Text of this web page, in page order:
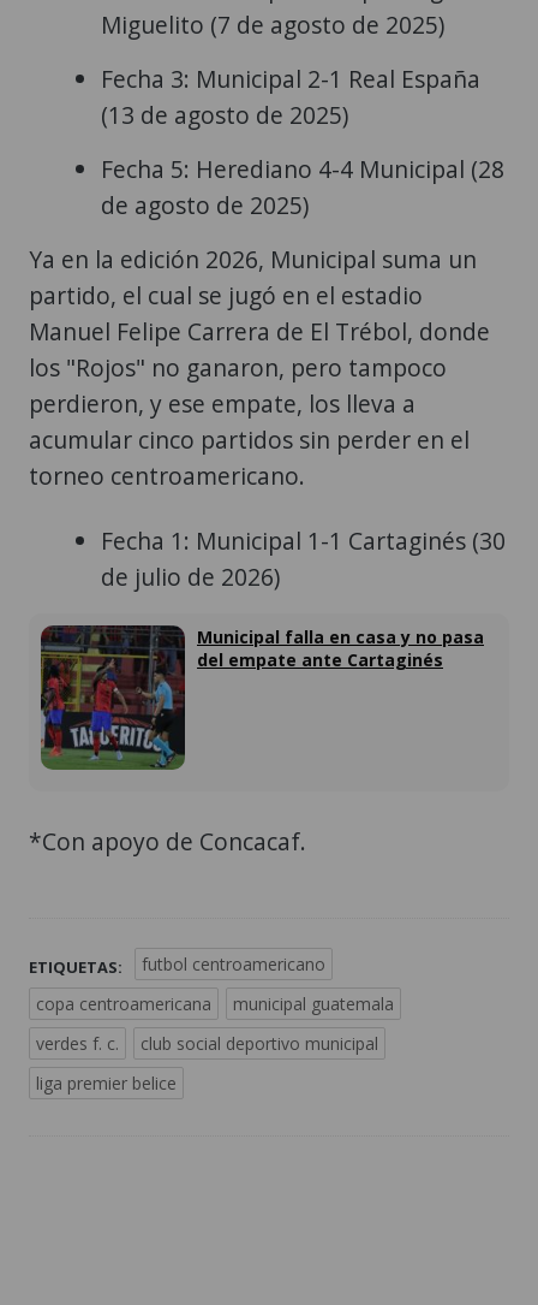
Miguelito (7 de agosto de 2025)
Fecha 3: Municipal 2-1 Real España
(13 de agosto de 2025)
Fecha 5: Herediano 4-4 Municipal (28
de agosto de 2025)
Ya en la edición 2026, Municipal suma un
partido, el cual se jugó en el estadio
Manuel Felipe Carrera de El Trébol, donde
los "Rojos" no ganaron, pero tampoco
perdieron, y ese empate, los lleva a
acumular cinco partidos sin perder en el
torneo centroamericano.
Fecha 1: Municipal 1-1 Cartaginés (30
de julio de 2026)
Municipal falla en casa y no pasa
del empate ante Cartaginés
*Con apoyo de Concacaf.
ETIQUETAS:
futbol centroamericano
copa centroamericana
municipal guatemala
verdes f. c.
club social deportivo municipal
liga premier belice